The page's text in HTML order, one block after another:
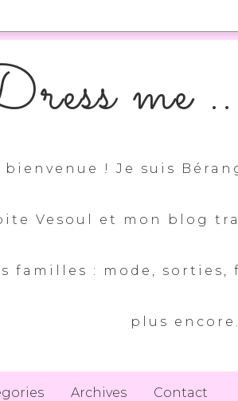
me
! Je suis
Vesoul et mon blog
familles : mode,
plus
Archives Contact